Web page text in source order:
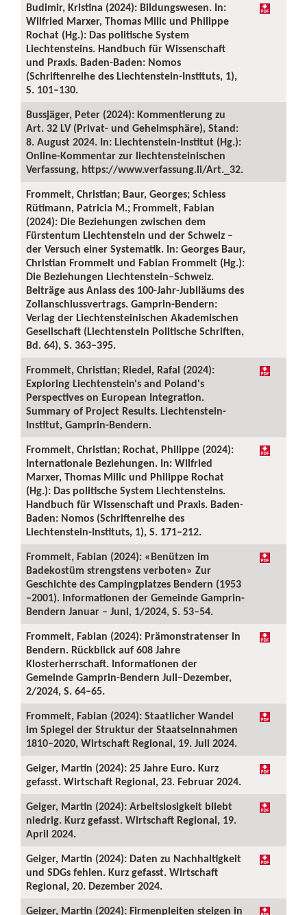
Budimir, Kristina (2024): Bildungswesen. In:
Wilfried Marxer, Thomas Milic und Philippe
Rochat (Hg.): Das politische System
Liechtensteins. Handbuch für Wissenschaft
und Praxis. Baden-Baden: Nomos
(Schriftenreihe des Liechtenstein-Instituts, 1),
S. 101–130.
Bussjäger, Peter (2024): Kommentierung zu
Art. 32 LV (Privat- und Geheimsphäre), Stand:
8. August 2024. In: Liechtenstein-Institut (Hg.):
Online-Kommentar zur liechtensteinischen
Verfassung, https://www.verfassung.li/Art._32.
Frommelt, Christian; Baur, Georges; Schiess
Rütimann, Patricia M.; Frommelt, Fabian
(2024): Die Beziehungen zwischen dem
Fürstentum Liechtenstein und der Schweiz –
der Versuch einer Systematik. In: Georges Baur,
Christian Frommelt und Fabian Frommelt (Hg.):
Die Beziehungen Liechtenstein–Schweiz.
Beiträge aus Anlass des 100-Jahr-Jubiläums des
Zollanschlussvertrags. Gamprin-Bendern:
Verlag der Liechtensteinischen Akademischen
Gesellschaft (Liechtenstein Politische Schriften,
Bd. 64), S. 363–395.
Frommelt, Christian; Riedel, Rafal (2024):
Exploring Liechtenstein's and Poland's
Perspectives on European Integration.
Summary of Project Results. Liechtenstein-
Institut, Gamprin-Bendern.
Frommelt, Christian; Rochat, Philippe (2024):
Internationale Beziehungen. In: Wilfried
Marxer, Thomas Milic und Philippe Rochat
(Hg.): Das politische System Liechtensteins.
Handbuch für Wissenschaft und Praxis. Baden-
Baden: Nomos (Schriftenreihe des
Liechtenstein-Instituts, 1), S. 171–212.
Frommelt, Fabian (2024): «Benützen im
Badekostüm strengstens verboten» Zur
Geschichte des Campingplatzes Bendern (1953
–2001). Informationen der Gemeinde Gamprin-
Bendern Januar – Juni, 1/2024, S. 53–54.
Frommelt, Fabian (2024): Prämonstratenser in
Bendern. Rückblick auf 608 Jahre
Klosterherrschaft. Informationen der
Gemeinde Gamprin-Bendern Juli–Dezember,
2/2024, S. 64–65.
Frommelt, Fabian (2024): Staatlicher Wandel
im Spiegel der Struktur der Staatseinnahmen
1810–2020, Wirtschaft Regional, 19. Juli 2024.
Geiger, Martin (2024): 25 Jahre Euro. Kurz
gefasst. Wirtschaft Regional, 23. Februar 2024.
Geiger, Martin (2024): Arbeitslosigkeit bliebt
niedrig. Kurz gefasst. Wirtschaft Regional, 19.
April 2024.
Geiger, Martin (2024): Daten zu Nachhaltigkeit
und SDGs fehlen. Kurz gefasst. Wirtschaft
Regional, 20. Dezember 2024.
Geiger, Martin (2024): Firmenpleiten steigen in